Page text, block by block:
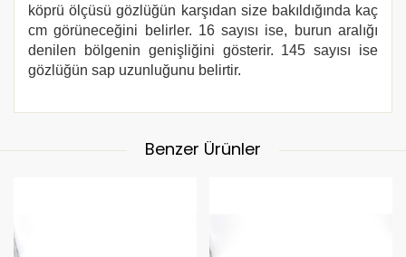
köprü ölçüsü gözlüğün karşıdan size bakıldığında kaç
cm görüneceğini belirler. 16 sayısı ise, burun aralığı
denilen bölgenin genişliğini gösterir. 145 sayısı ise
gözlüğün sap uzunluğunu belirtir.
Benzer Ürünler